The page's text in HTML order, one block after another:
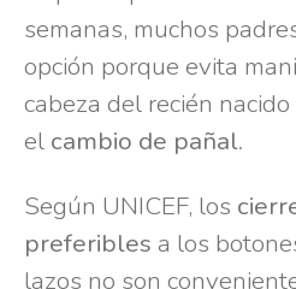
semanas, muchos
opción porque evita
cabeza del recién
el cambio de pañal.
Según UNICEF, los
preferibles a los
lazos no son